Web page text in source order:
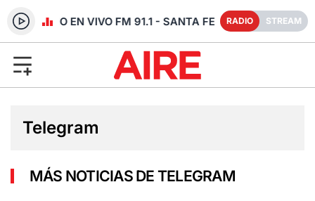
RADIO EN VIVO FM 91.1 - SANTA FE RADIO STREAM
Telegram
MÁS NOTICIAS DE TELEGRAM